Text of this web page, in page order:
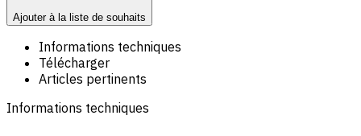
Ajouter à la liste de souhaits
Informations techniques
Télécharger
Articles pertinents
Informations techniques